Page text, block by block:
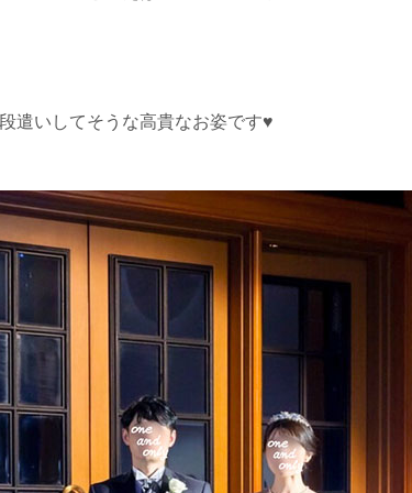
遣いしてそうな高貴なお姿です♥️